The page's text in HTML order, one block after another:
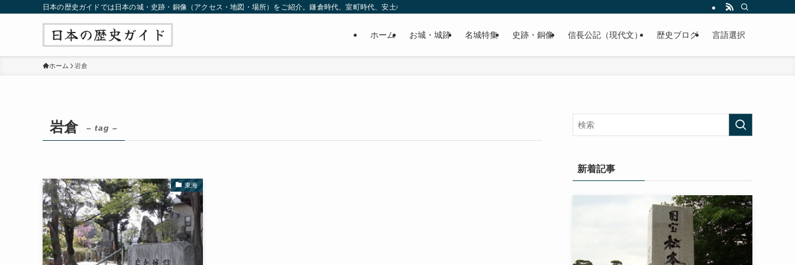
日本の歴史ガイドでは日本の城・史跡・銅像（アクセス・地図・場所）をご紹介。鎌倉時代、室町時代、安土桃山時代（戦国時代）、江戸時代と幅広くご紹介致します。
ホーム お城・城跡 名城特集 史跡・銅像 信長公記（現代文） 歴史ブログ 言語選択
ホーム 岩倉
岩倉 – tag –
東海
新着記事